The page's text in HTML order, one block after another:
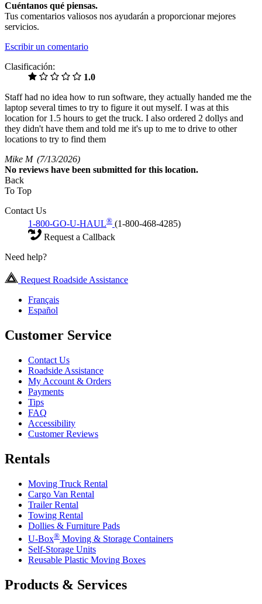
Cuéntanos qué piensas.
Tus comentarios valiosos nos ayudarán a proporcionar mejores
servicios.
Escribir un comentario
Clasificación:
1.0
Staff had no idea how to run software, they actually handed me the
laptop several times to try to figure it out myself. I was at this
location for 1.5 hours to get the truck. I also ordered 2 dollys and
they didn't have them and told me it's up to me to drive to other
locations to try to find them
Mike M (7/13/2026)
No reviews have been submitted for this location.
Back
To Top
Contact Us
1-800-GO-U-HAUL® (1-800-468-4285)
Request a Callback
Need help?
Request Roadside Assistance
Français
Español
Customer Service
Contact Us
Roadside Assistance
My Account & Orders
Payments
Tips
FAQ
Accessibility
Customer Reviews
Rentals
Moving Truck Rental
Cargo Van Rental
Trailer Rental
Towing Rental
Dollies & Furniture Pads
U-Box® Moving & Storage Containers
Self-Storage Units
Reusable Plastic Moving Boxes
Products & Services